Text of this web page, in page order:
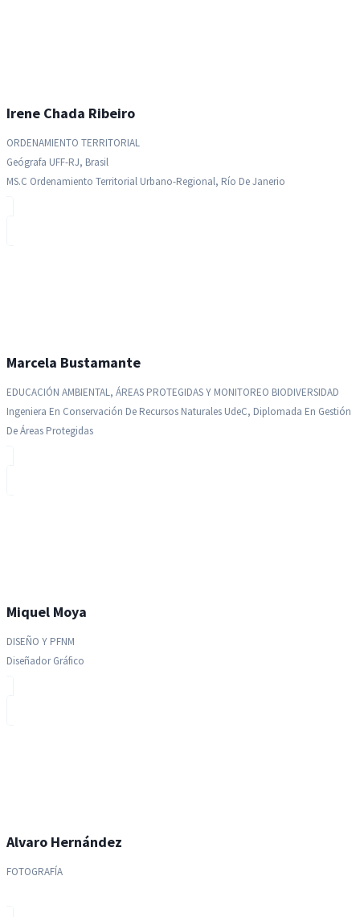
Irene Chada Ribeiro
ORDENAMIENTO TERRITORIAL
Geógrafa UFF-RJ, Brasil
MS.c Ordenamiento Territorial Urbano-Regional, Río De Janerio
Marcela Bustamante
EDUCACIÓN AMBIENTAL, ÁREAS PROTEGIDAS Y MONITOREO BIODIVERSIDAD
Ingeniera En Conservación De Recursos Naturales UdeC, Diplomada En Gestión
De Áreas Protegidas
Miquel Moya
DISEÑO Y PFNM
Diseñador Gráfico
Alvaro Hernández
FOTOGRAFÍA